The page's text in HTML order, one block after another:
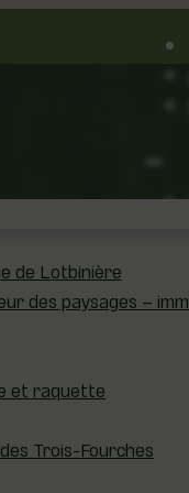
de Lotbinière
des paysages –
et raquette
Trois-Fourches